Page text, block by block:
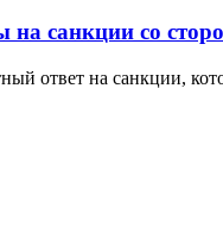
санкции со
ответ на санкции,